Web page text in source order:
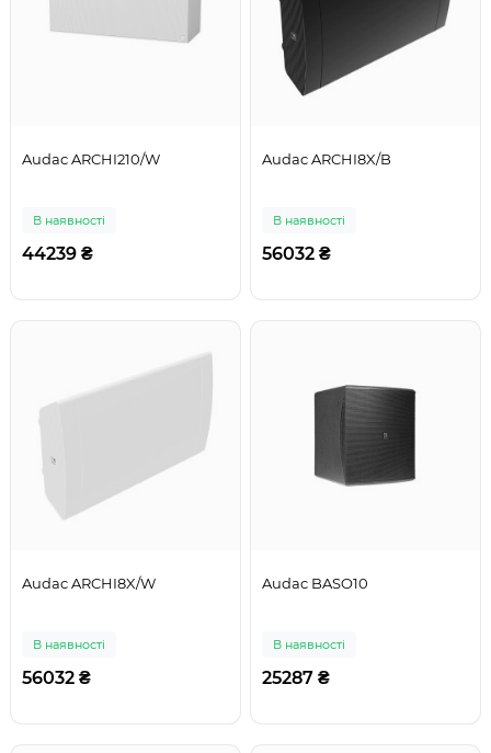
Audac ARCHI210/W
В наявності
44239 ₴
Audac ARCHI8X/B
В наявності
56032 ₴
Audac ARCHI8X/W
В наявності
56032 ₴
Audac BASO10
В наявності
25287 ₴